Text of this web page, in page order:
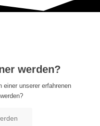
werden?
einer unserer erfahrenen